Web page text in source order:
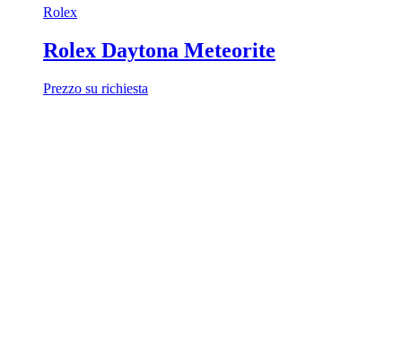
Rolex
Rolex Daytona Meteorite
Prezzo su richiesta